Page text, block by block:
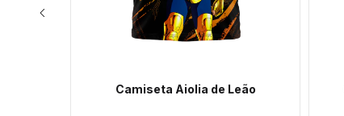
Camiseta Aiolia de Leão